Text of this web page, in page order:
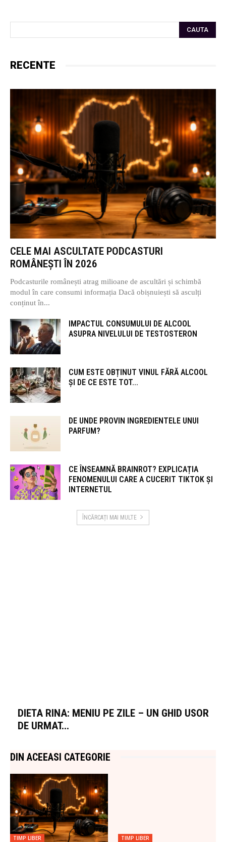
CAUTA
RECENTE
CELE MAI ASCULTATE PODCASTURI
ROMÂNEȘTI ÎN 2026
Podcasturile românești atrag milioane de ascultări și schimbă
modul în care consumi informația Dacă obișnuiești să asculți
conținut în...
IMPACTUL CONSUMULUI DE ALCOOL
ASUPRA NIVELULUI DE TESTOSTERON
CUM ESTE OBȚINUT VINUL FĂRĂ ALCOOL
ȘI DE CE ESTE TOT...
DE UNDE PROVIN INGREDIENTELE UNUI
PARFUM?
CE ÎNSEAMNĂ BRAINROT? EXPLICAȚIA
FENOMENULUI CARE A CUCERIT TIKTOK ȘI
INTERNETUL
ÎNCĂRCAȚI MAI MULTE
DIETA RINA: MENIU PE ZILE – UN GHID USOR
DE URMAT...
DIN ACEEASI CATEGORIE
TIMP LIBER TIMP LIBER